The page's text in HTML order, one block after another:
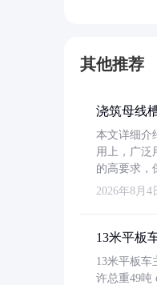
其他推荐
浇筑母线
本文详细介
用上，广泛
的高要求，
2026年8月4
13米平板
13米平板车
许总重49吨